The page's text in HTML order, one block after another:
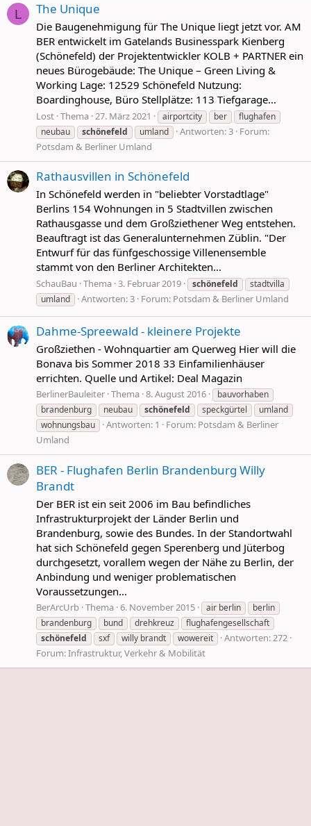
L The Unique
Die Baugenehmigung für The Unique liegt jetzt vor. AM
BER entwickelt im Gatelands Businesspark Kienberg
(Schönefeld) der Projektentwickler KOLB + PARTNER ein
neues Bürogebäude: The Unique – Green Living &
Working Lage: 12529 Schönefeld Nutzung:
Boardinghouse, Büro Stellplätze: 113 Tiefgarage...
Lost Thema 27. März 2021 airportcity ber
flughafen
neubau
schönefeld umland Antworten: 3 Forum:
Potsdam & Berliner Umland
Rathausvillen in Schönefeld
In Schönefeld werden in "beliebter Vorstadtlage"
Berlins 154 Wohnungen in 5 Stadtvillen zwischen
Rathausgasse und dem Großziethener Weg entstehen.
Beauftragt ist das Generalunternehmen Züblin. "Der
Entwurf für das fünfgeschossige Villenensemble
stammt von den Berliner Architekten...
SchauBau Thema 3. Februar 2019 schönefeld
stadtvilla
umland
Antworten: 3 Forum: Potsdam & Berliner Umland
Dahme-Spreewald - kleinere Projekte
Großziethen - Wohnquartier am Querweg Hier will die
Bonava bis Sommer 2018 33 Einfamilienhäuser
errichten. Quelle und Artikel: Deal Magazin
BerlinerBauleiter Thema 8. August 2016
bauvorhaben
brandenburg
neubau schönefeld speckgürtel
umland
wohnungsbau
Antworten: 1 Forum: Potsdam & Berliner
Umland
BER - Flughafen Berlin Brandenburg Willy
Brandt
Der BER ist ein seit 2006 im Bau befindliches
Infrastrukturprojekt der Länder Berlin und
Brandenburg, sowie des Bundes. In der Standortwahl
hat sich Schönefeld gegen Sperenberg und Jüterbog
durchgesetzt, vorallem wegen der Nähe zu Berlin, der
Anbindung und weniger problematischen
Voraussetzungen...
BerArcUrb Thema 6. November 2015 air berlin
berlin
brandenburg
bund drehkreuz
flughafengesellschaft
schönefeld
sxf willy brandt wowereit
Antworten: 272
Forum:Infrastruktur, Verkehr & Mobilität